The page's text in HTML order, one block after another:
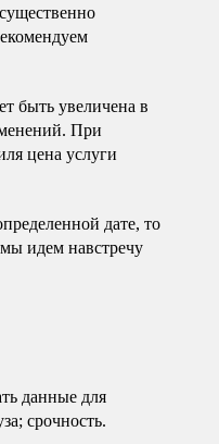
быть увеличена в
При
цена услуги
дате, то
идем навстречу
данные для
срочность.